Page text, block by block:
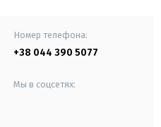
Номер телефона:
+38 044 390 5077
Мы в соцсетях: